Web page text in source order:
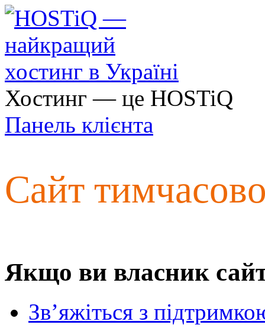
Хостинг — це HOSTiQ
Панель клієнта
Сайт
Якщо ви власник
Зв’яжіться з